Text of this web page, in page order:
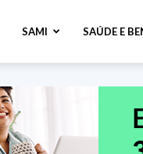
SAMI SAÚDE E